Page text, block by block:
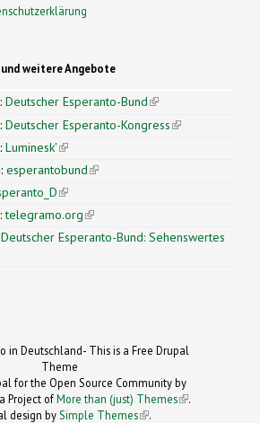
weitere Angebote
Deutscher Esperanto-Bund(link is
external)
Deutscher Esperanto-Kongress(link is
Luminesk'(link is external)
esperantobund(link is external)
(link is external)
telegramo.org(link is external)
Deutscher Esperanto-Bund: Sehenswertes
in Deutschland- This is a Free Drupal
Theme
for the Open Source Community by
is external)
, a Project ofMore than (just) Themes (link is
.
design by Simple Themes
(link is
.